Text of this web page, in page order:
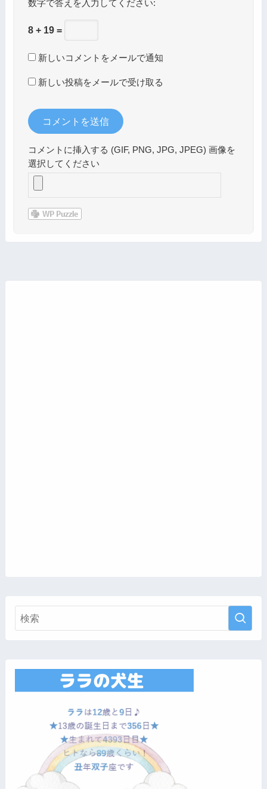
数字で答えを入力してください:
8 + 19 =
新しいコメントをメールで通知
新しい投稿をメールで受け取る
コメントに挿入する (GIF, PNG, JPG, JPEG) 画像を
選択してください